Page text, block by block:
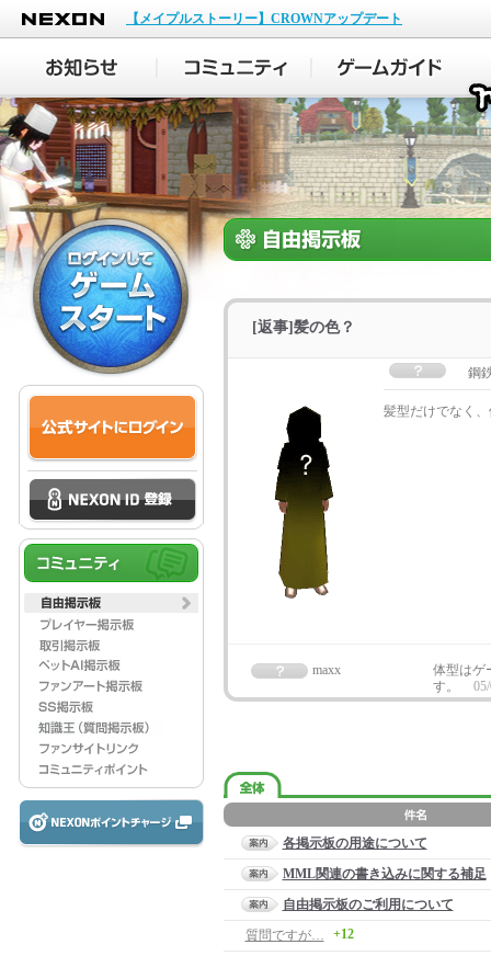
NEXON
【メイプルストーリー】CROWNアップデート
[返事]髪の色？
鋼
髪型だけでなく
maxx
体型はゲ
す。
各掲示板の用途について
MML関連の書き込みに関する補足
自由掲示板のご利用について
質問ですが…
+12